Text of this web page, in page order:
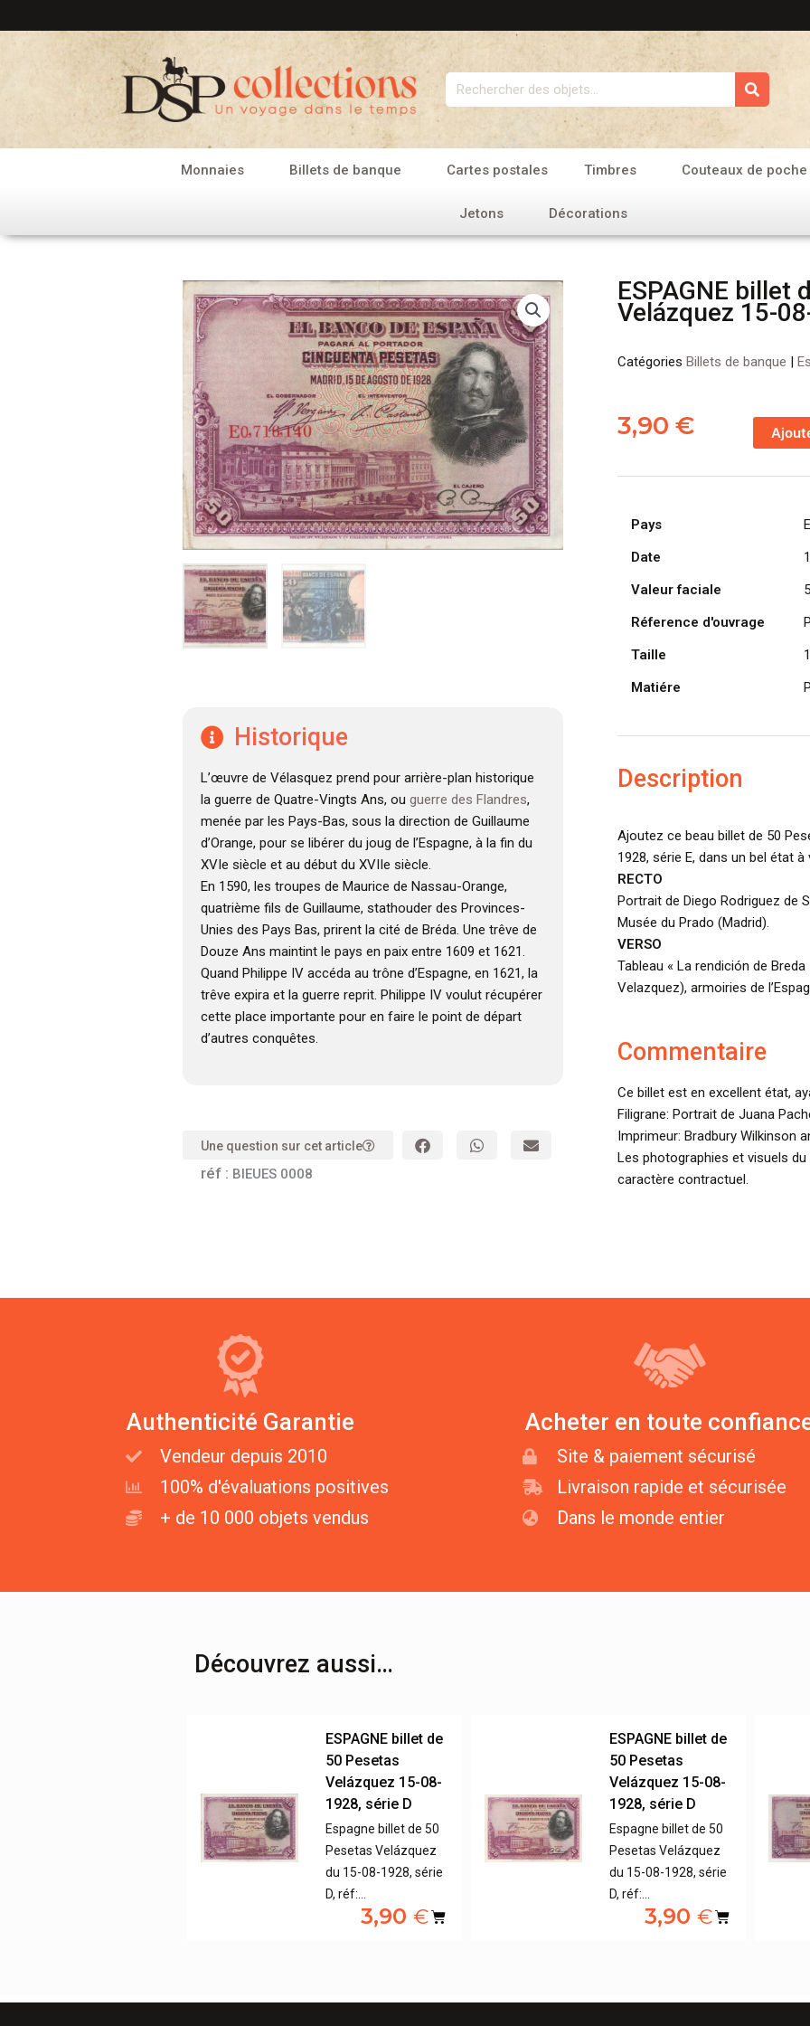
au
contenu
Rechercher
Monnaies Billets de banque Cartes postales Timbres Couteaux de poche
Jetons Décorations
Historique
L’œuvre de Vélasquez prend pour arrière-plan historique
la guerre de Quatre-Vingts Ans, ou guerre des Flandres,
menée par les Pays-Bas, sous la direction de Guillaume
d’Orange, pour se libérer du joug de l’Espagne, à la fin du
XVIe siècle et au début du XVIIe siècle.
En 1590, les troupes de Maurice de Nassau-Orange,
quatrième fils de Guillaume, stathouder des Provinces-
Unies des Pays Bas, prirent la cité de Bréda. Une trêve de
Douze Ans maintint le pays en paix entre 1609 et 1621.
Quand Philippe IV accéda au trône d’Espagne, en 1621, la
trêve expira et la guerre reprit. Philippe IV voulut récupérer
cette place importante pour en faire le point de départ
d’autres conquêtes.
Une question sur cet article
réf : BIEUES 0008
ESPAGNE billet
Velázquez 15-
Catégories Billets de banque |
3,90 €
de
ESPAGNE
de
série
Pays
Date
Valeur faciale
Réference d'ouvrage
Taille
Matiére
Description
Ajoutez ce beau billet de 50
1928, série E, dans un bel état
RECTO
Portrait de Diego Rodriguez de
Musée du Prado (Madrid).
VERSO
Tableau « La rendición de
Velazquez), armoiries de
Commentaire
Ce billet est en excellent état,
Filigrane: Portrait de Juana
Imprimeur: Bradbury Wilkinson
Les photographies et visuels
caractère contractuel.
Authenticité Garantie
Vendeur depuis 2010
100% d'évaluations positives
+ de 10 000 objets vendus
Acheter en toute
Site & paiement sécurisé
Livraison rapide et sécurisée
Dans le monde entier
Découvrez aussi…
ESPAGNE billet de
50 Pesetas
Velázquez 15-08-
1928, série D
Espagne billet de 50
Pesetas Velázquez
du 15-08-1928, série
D, réf:…
3,90 €
ESPAGNE billet de
50 Pesetas
Velázquez 15-08-
1928, série D
Espagne billet de 50
Pesetas Velázquez
du 15-08-1928, série
D, réf:…
3,90 €